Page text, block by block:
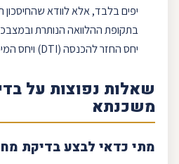
יפים בלבד, אלא לוודא שהחיסכון
בתקופת ההלוואה הנותרת
יחס החזר להכנסה (DTI) ויחס
שאלות נפוצות על
משכנתא
מתי כדאי לבצע בדיקת